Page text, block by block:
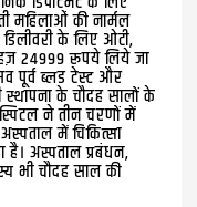
महिलाओं की नार्मल
के लिए ओटी,
24999 रूपये लिये जा
पूर्व ब्लड टेस्ट और
स्थापना के चौदह सालों के
ने तीन चरणों में
में चिकित्सा
है। अस्पताल प्रबंधन,
भी चौदह साल की